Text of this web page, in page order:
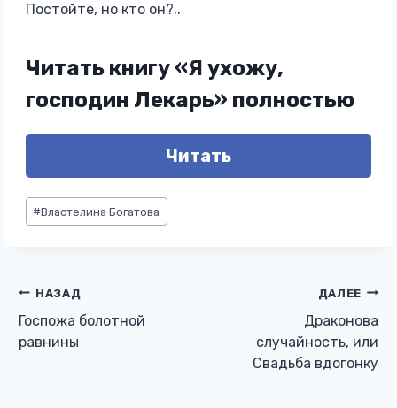
Постойте, но кто он?..
Читать книгу «Я ухожу,
господин Лекарь» полностью
Читать
Метки
записи:
#Властелина Богатова
Навигация
по
НАЗАД
Госпожа болотной
равнины
ДАЛЕЕ
Драконова
случайность, или
Свадьба вдогонку